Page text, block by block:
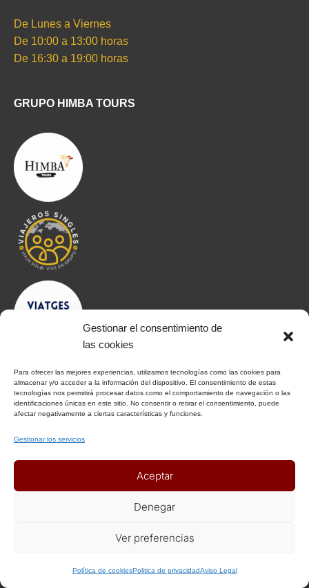
Gestionar el consentimiento de
las cookies
Para ofrecer las mejores experiencias, utilizamos tecnologías como las cookies para
almacenar y/o acceder a la información del dispositivo. El consentimiento de estas
tecnologías nos permitirá procesar datos como el comportamiento de navegación o las
identificaciones únicas en este sitio. No consentir o retirar el consentimiento, puede
afectar negativamente a ciertas características y funciones.
Gestionar los servicios
Aceptar
Denegar
Ver preferencias
Política de cookiesPolitica de privacidadAviso Legal
De Lunes a Viernes
De 10:00 a 13:00 horas
De 16:30 a 19:00 horas
GRUPO HIMBA TOURS
INFORMACIÓN
Notas Generales del viaje